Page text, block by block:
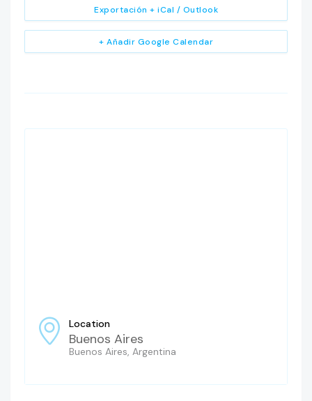
+ Añadir Google Calendar
Exportación + iCal / Outlook
Location
Buenos Aires
Buenos Aires, Argentina